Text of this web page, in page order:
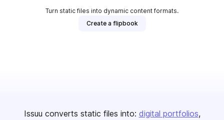
Turn static files into dynamic content formats.
Create a flipbook
Issuu converts static files into: digital portfolios